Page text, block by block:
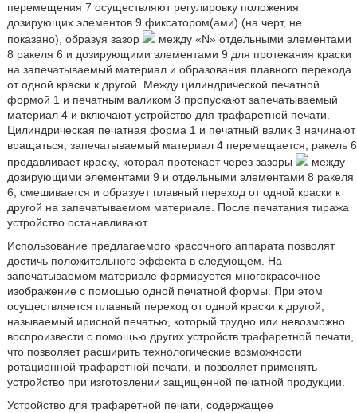
перемещения 7 осуществляют регулировку положения
дозирующих элементов 9 фиксатором(ами) (на черт, не
показано), образуя зазор
между «N» отдельными элементами
8 ракеля 6 и дозирующими элементами 9 для протекания краски
на запечатываемый материал и образования плавного перехода
от одной краски к другой. Между цилиндрической печатной
формой 1 и печатным валиком 3 пропускают запечатываемый
материал 4 и включают устройство для трафаретной печати.
Цилиндрическая печатная форма 1 и печатный валик 3 начинают
вращаться, запечатываемый материал 4 перемещается, ракель 6
продавливает краску, которая протекает через зазоры
между
дозирующими элементами 9 и отдельными элементами 8 ракеля
6, смешивается и образует плавный переход от одной краски к
другой на запечатываемом материале. После печатания тиража
устройство останавливают.
Использование предлагаемого красочного аппарата позволят
достичь положительного эффекта в следующем. На
запечатываемом материале формируется многокрасочное
изображение с помощью одной печатной формы. При этом
осуществляется плавный переход от одной краски к другой,
называемый ирисной печатью, который трудно или невозможно
воспроизвести с помощью других устройств трафаретной печати,
что позволяет расширить технологические возможности
ротационной трафаретной печати, и позволяет применять
устройство при изготовлении защищенной печатной продукции.
Устройство для трафаретной печати, содержащее